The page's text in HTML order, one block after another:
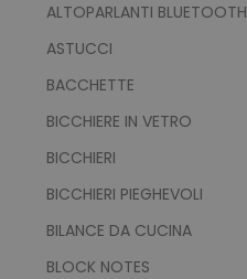
ALTOPARLANTI BLUETOOTH
ASTUCCI
BACCHETTE
BICCHIERE IN VETRO
BICCHIERI
BICCHIERI PIEGHEVOLI
BILANCE DA CUCINA
BLOCK NOTES